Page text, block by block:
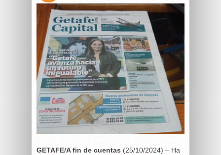
GETAFE/A fin de cuentas (25/10/2024) – Ha